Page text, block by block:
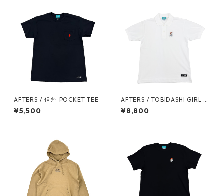
AFTERS / 信州 POCKET TEE
¥5,500
AFTERS / TOBIDASHI GIRL P
OLO
¥8,800